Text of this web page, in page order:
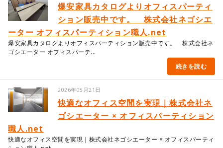
爆安家具カタログよりオフィスパーティ
ション販売中です。 株式会社ネゴシエ
ーター オフィスパーティション職人.net
爆安家具カタログよりオフィスパーティション販売中です。 株式会社ネ
ゴシエーター オフィスパーテ...
続きを読む
2026年05月21日
快適なオフィス空間を実現｜株式会社ネ
ゴシエーター × オフィスパーティション
職人.net
快適なオフィス空間を実現｜株式会社ネゴシエーター × オフィスパーティ